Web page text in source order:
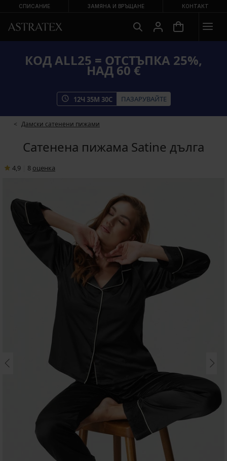
СПИСАНИЕ ЗАМЯНА И ВРЪЩАНЕ КОНТАКТ
КОД ALL25 = ОТСТЪПКА 25%,
НАД 60 €
12Ч 35М 29С ПАЗАРУВАЙТЕ
Дамски сатенени пижами
Сатенена пижама Satine дълга
4,9 8 oценка